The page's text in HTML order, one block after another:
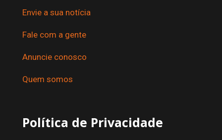
Envie a sua notícia
Fale com a gente
Anuncie conosco
Quem somos
Política de Privacidade